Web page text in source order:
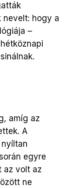
nevelt: hogy a
–
amíg az
A
egyre
az volt az
ne